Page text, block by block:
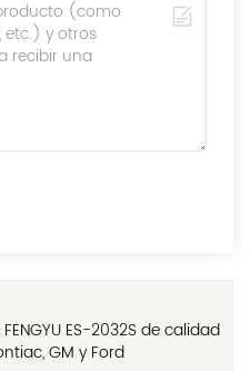
ES-2032S de calidad
GM y Ford